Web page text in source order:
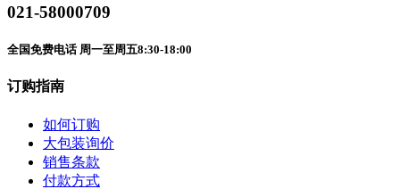
021-58000709
全国免费电话 周一至周五8:30-18:00
订购指南
如何订购
大包装询价
销售条款
付款方式